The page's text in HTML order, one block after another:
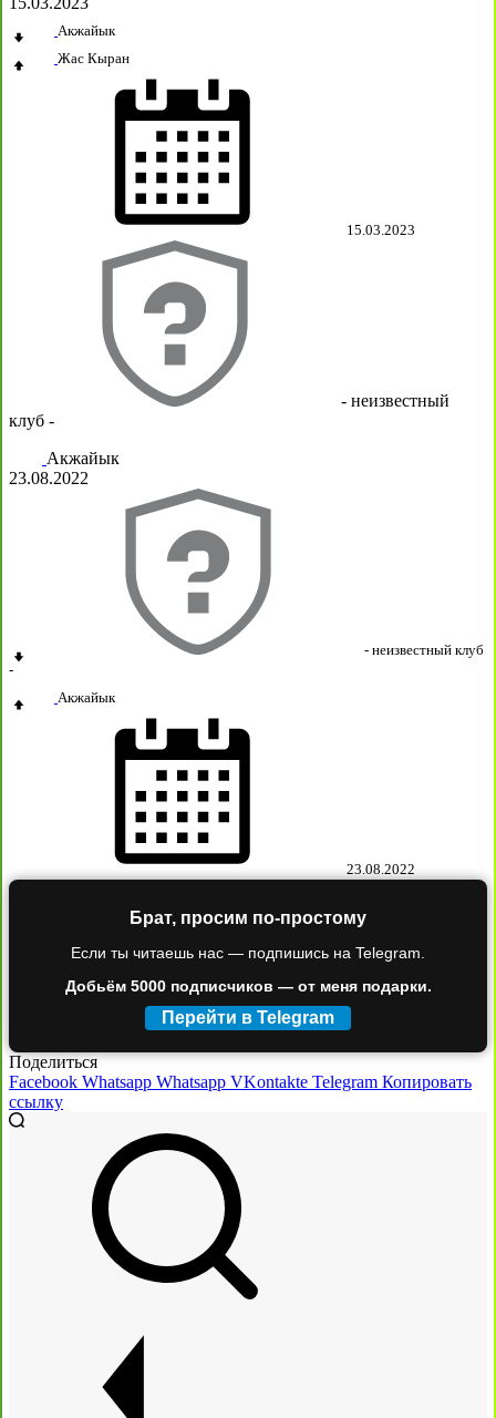
Акжайык
Жас Кыран
15.03.2023
- неизвестный
клуб -
Акжайык
23.08.2022
- неизвестный клуб
-
Акжайык
23.08.2022
Брат, просим по-простому
Если ты читаешь нас — подпишись на Telegram.
Добьём 5000 подписчиков — от меня подарки.
Перейти в Telegram
Поделиться
Facebook Whatsapp Whatsapp VKontakte Telegram Копировать
ссылку